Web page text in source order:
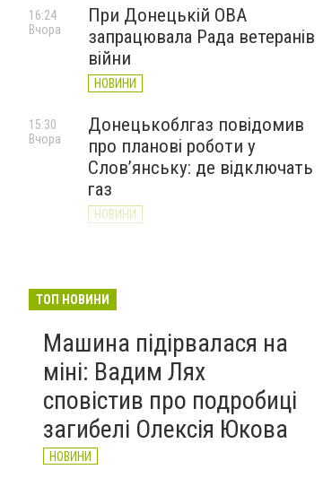
При Донецькій ОВА
запрацювала Рада ветеранів
війни
НОВИНИ
16:24
Вчора
Донецькоблгаз повідомив
про планові роботи у
Слов’янську: де відключать
газ
НОВИНИ
15:30
Вчора
долучилися до відбудови
НОВИНИ
ТОП НОВИНИ
Машина підірвалася на
міні: Вадим Лях
сповістив про подробиці
загибелі Олексія Юкова
НОВИНИ